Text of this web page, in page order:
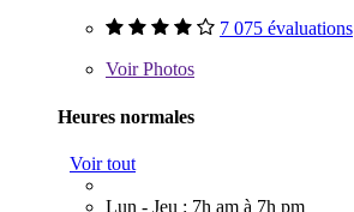
7 075 évaluations
VoirPhotos
Heures normales
Voir tout
Lun - Jeu : 7h am à 7h pm